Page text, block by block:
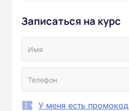
Записаться на курс
У меня есть промокод